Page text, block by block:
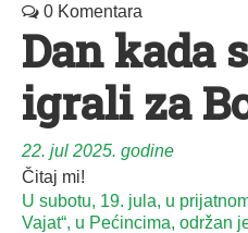
0 Komentara
Dan kada
igrali za
22. jul 2025. godine
Čitaj mi!
U subotu, 19. jula, u
Vajat“, u Pećincima, održan